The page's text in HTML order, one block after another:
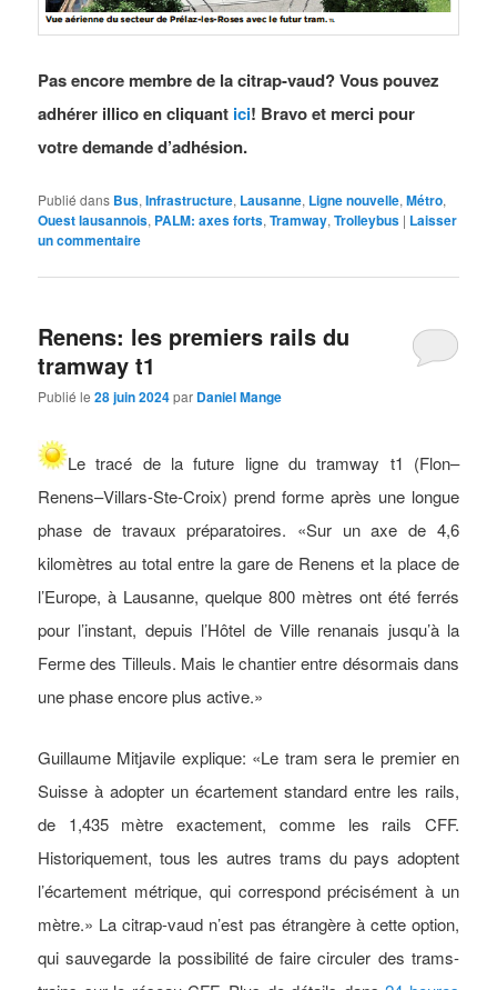
Pas encore membre de la citrap-vaud? Vous pouvez
adhérer illico en cliquant ici! Bravo et merci pour
votre demande d’adhésion.
Publié dans Bus,Infrastructure, Lausanne, Ligne nouvelle,Métro,
Ouest lausannois, PALM: axes forts,Tramway,Trolleybus | Laisser
un commentaire
Renens: les premiers rails du
tramway t1
Publié le28 juin 2024par Daniel Mange
Le tracé de la future ligne du tramway t1 (Flon–
Renens–Villars-Ste-Croix) prend forme après une longue
phase de travaux préparatoires. «Sur un axe de 4,6
kilomètres au total entre la gare de Renens et la place de
l’Europe, à Lausanne, quelque 800 mètres ont été ferrés
pour l’instant, depuis l’Hôtel de Ville renanais jusqu’à la
Ferme des Tilleuls. Mais le chantier entre désormais dans
une phase encore plus active.»
Guillaume Mitjavile explique: «Le tram sera le premier en
Suisse à adopter un écartement standard entre les rails,
de 1,435 mètre exactement, comme les rails CFF.
Historiquement, tous les autres trams du pays adoptent
l’écartement métrique, qui correspond précisément à un
mètre.» La citrap-vaud n’est pas étrangère à cette option,
qui sauvegarde la possibilité de faire circuler des trams-